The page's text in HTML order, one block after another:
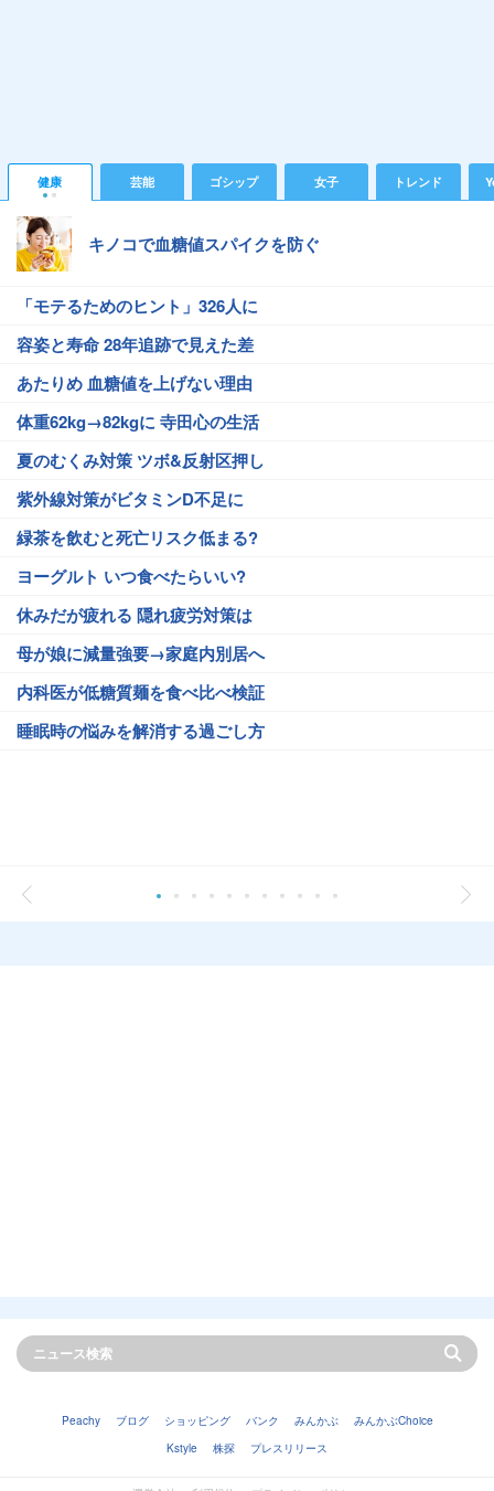
健康 芸能 ゴシップ 女子 トレンド
キノコで血糖値スパイクを防ぐ
「モテるためのヒント」326人に
容姿と寿命 28年追跡で見えた差
あたりめ 血糖値を上げない理由
体重62kg→82kgに 寺田心の生活
夏のむくみ対策 ツボ&反射区押し
紫外線対策がビタミンD不足に
緑茶を飲むと死亡リスク低まる?
ヨーグルト いつ食べたらいい?
休みだが疲れる 隠れ疲労対策は
母が娘に減量強要→家庭内別居へ
内科医が低糖質麺を食べ比べ検証
睡眠時の悩みを解消する過ごし方
Peachy ブログ ショッピング バンク みんかぶ
みんかぶChoice
Kstyle
株探 プレスリリース